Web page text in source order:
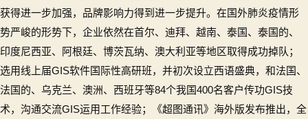
获得进一步加强，品牌影响力得到进一步提升。在国外肺炎疫情形
势严峻的形势下，企业依然在首尔、迪拜、越南、泰国、泰国的、
印度尼西亚、阿根廷、博茨瓦纳、澳大利亚等地区取得成功掉队；
选用线上届GIS软件国际性高研班，并初次设立西语盛典，和法国、
法国的、乌克兰、澳洲、西班牙等84个我国400名客户传功GIS技
术，沟通交流GIS运用工作经验；《超图通讯》海外版发布推出，全